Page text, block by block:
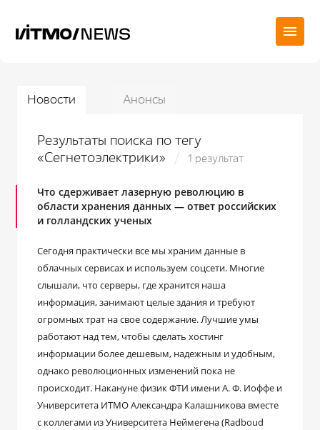
Новости Анонсы
Результаты поиска по тегу
«Сегнетоэлектрики»
1 результат
Что сдерживает лазерную революцию в
области хранения данных — ответ российских
и голландских ученых
Сегодня практически все мы храним данные в
облачных сервисах и используем соцсети. Многие
слышали, что серверы, где хранится наша
информация, занимают целые здания и требуют
огромных трат на свое содержание. Лучшие умы
работают над тем, чтобы сделать хостинг
информации более дешевым, надежным и удобным,
однако революционных изменений пока не
происходит. Накануне физик ФТИ имени А. Ф. Иоффе и
Университета ИТМО Александра Калашникова вместе
с коллегами из Университета Неймегена (Radboud